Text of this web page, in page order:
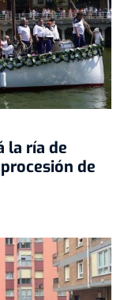
la ría de
de